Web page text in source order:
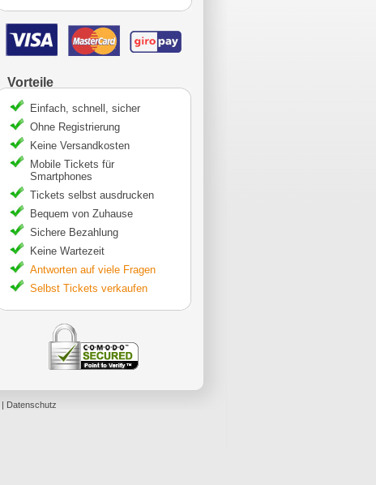
Vorteile
Einfach, schnell, sicher
Ohne Registrierung
Keine Versandkosten
Mobile Tickets für
Smartphones
Tickets selbst ausdrucken
Bequem von Zuhause
Sichere Bezahlung
Keine Wartezeit
Antworten auf viele Fragen
Selbst Tickets verkaufen
| Datenschutz